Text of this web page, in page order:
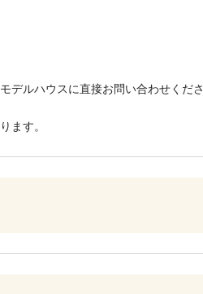
デルハウスに直接お問い合わせくださ
ます。